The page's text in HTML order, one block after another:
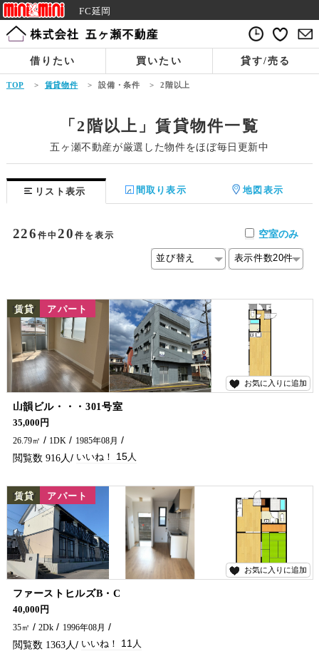
FC延岡
借りたい 買いたい 貸す/売る
TOP > 賃貸物件 > 設備・条件 > 2階以上
「2階以上」賃貸物件一覧
五ヶ瀬不動産が厳選した物件をほぼ毎日更新中
リスト表示 間取り表示 地図表示
226件中20 件を表示 空室のみ
お気に入りに追加
賃貸
NEW アパート
山韻ビル・・・301号室
南向きで日当たりgood★ バス停が近く、繁華街も徒歩圏内にあります(*^^*) 初期費用、お家賃もお得な一人暮らしにおすすめのアパートです。
35,000円
26.79㎡
1DK 1985年08月
916 15
お気に入りに追加
賃貸
NEW アパート
ファーストヒルズB・C
初期費用お得！日当たり・風通りも良(^^)/ インターネットも無料です★★ 延岡市のアパートのことなら五ヶ瀬不動産へお問合せください🏠✨
40,000円
35㎡
2Dk 1996年08月
1363 11